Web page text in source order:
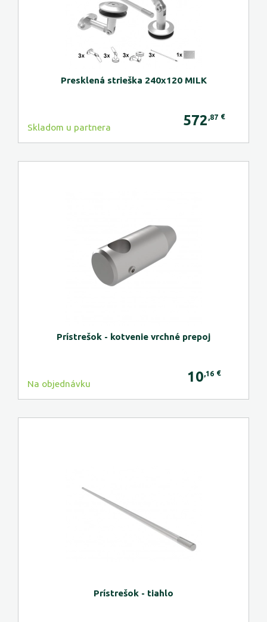
Presklená strieška 240x120 MILK
Skladom u partnera 572 ,87 €
Prístrešok - kotvenie vrchné prepoj
Na objednávku 10 ,16 €
Prístrešok - tiahlo